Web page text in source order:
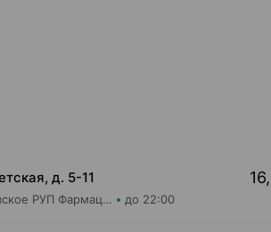
д. 5-11
Могилевское РУП Фармация Центральная районная аптека №31 до 22:00